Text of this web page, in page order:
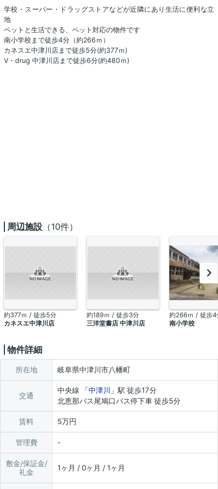
学校・スーパー・ドラッグストアなどが近隣にあり生活に便利な立
地
ペットと生活できる、ペット対応の物件です
南小学校まで徒歩4分（約266ｍ）
カネスエ中津川店まで徒歩5分(約377ｍ)
V・drug 中津川店まで徒歩6分(約480ｍ)
周辺施設 （10件）
約377ｍ / 徒歩5分
カネスエ中津川店
約189ｍ / 徒歩3分
三洋堂書店 中津川店
約266ｍ / 徒歩4
南小学校
物件詳細
所在地 岐阜県中津川市八幡町
交通
中央線 「中津川 」駅 徒歩17分
北恵那バス尾鳩口バス停下車 徒歩5分
賃料 5万円
管理費
敷金/保証金/
礼金
1ヶ月 / 0ヶ月 / 1ヶ月